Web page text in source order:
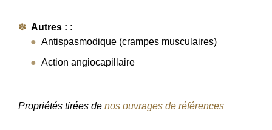
Autres : :
Antispasmodique (crampes musculaires)
Action angiocapillaire
Propriétés tirées de nos ouvrages de références